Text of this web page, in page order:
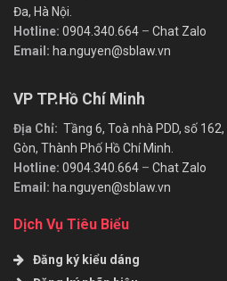
Đa, Hà Nội.
Hotline: 0904.340.664 – Chat Zalo
Email: ha.nguyen@sblaw.vn
VP TP.Hồ Chí Minh
Địa Chỉ: Tầng 6, Toà nhà PDD, số
Gòn, Thành Phố Hồ Chí Minh.
Hotline: 0904.340.664 – Chat Zalo
Email: ha.nguyen@sblaw.vn
Dịch Vụ Tiêu Biểu
Đăng ký kiểu dáng